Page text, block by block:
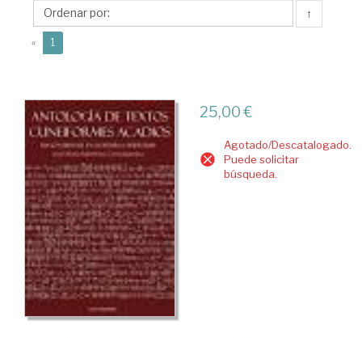
María
↑
« 1
25,00 €
Agotado/Descatalogado.
Puede solicitar
búsqueda.